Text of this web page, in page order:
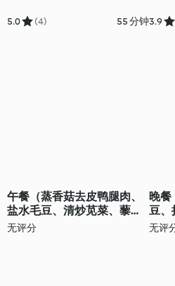
5.0 (4) 55 分钟3.9
午餐（蒸香菇去皮鸭腿肉、
盐水毛豆、清炒苋菜、藜麦
大米饭）
无评分
晚餐
豆、
饭）
无评